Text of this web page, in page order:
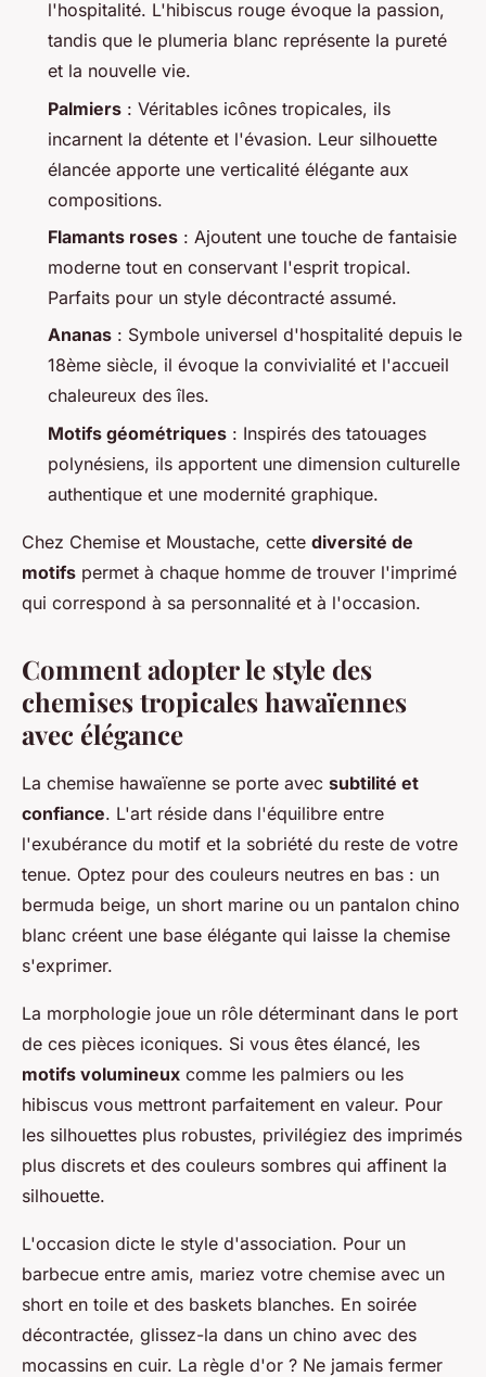
l'hospitalité. L'hibiscus rouge évoque la passion,
tandis que le plumeria blanc représente la pureté
et la nouvelle vie.
Palmiers : Véritables icônes tropicales, ils
incarnent la détente et l'évasion. Leur silhouette
élancée apporte une verticalité élégante aux
compositions.
Flamants roses : Ajoutent une touche de fantaisie
moderne tout en conservant l'esprit tropical.
Parfaits pour un style décontracté assumé.
Ananas : Symbole universel d'hospitalité depuis le
18ème siècle, il évoque la convivialité et l'accueil
chaleureux des îles.
Motifs géométriques : Inspirés des tatouages
polynésiens, ils apportent une dimension culturelle
authentique et une modernité graphique.
Chez Chemise et Moustache, cette diversité de
motifs permet à chaque homme de trouver l'imprimé
qui correspond à sa personnalité et à l'occasion.
Comment adopter le style des
chemises tropicales hawaïennes
avec élégance
La chemise hawaïenne se porte avec subtilité et
confiance. L'art réside dans l'équilibre entre
l'exubérance du motif et la sobriété du reste de votre
tenue. Optez pour des couleurs neutres en bas : un
bermuda beige, un short marine ou un pantalon chino
blanc créent une base élégante qui laisse la chemise
s'exprimer.
La morphologie joue un rôle déterminant dans le port
de ces pièces iconiques. Si vous êtes élancé, les
motifs volumineux comme les palmiers ou les
hibiscus vous mettront parfaitement en valeur. Pour
les silhouettes plus robustes, privilégiez des imprimés
plus discrets et des couleurs sombres qui affinent la
silhouette.
L'occasion dicte le style d'association. Pour un
barbecue entre amis, mariez votre chemise avec un
short en toile et des baskets blanches. En soirée
décontractée, glissez-la dans un chino avec des
mocassins en cuir. La règle d'or ? Ne jamais fermer